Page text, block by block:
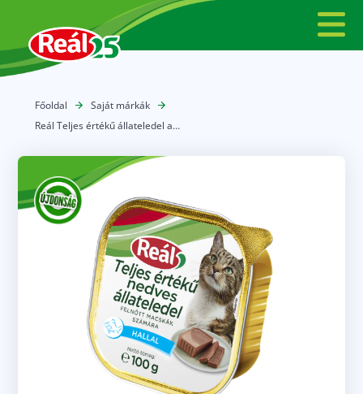
Főoldal
Saját márkák
Reál Teljes értékű állateledel alucup